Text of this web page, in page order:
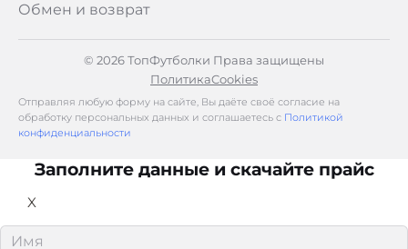
Обмен и возврат
© 2026 ТопФутболки Права защищены
ПолитикаCookies
Отправляя любую форму на сайте, Вы даёте своё согласие на
обработку персональных данных и соглашаетесь с Политикой
конфиденциальности
Заполните данные и скачайте прайс
X